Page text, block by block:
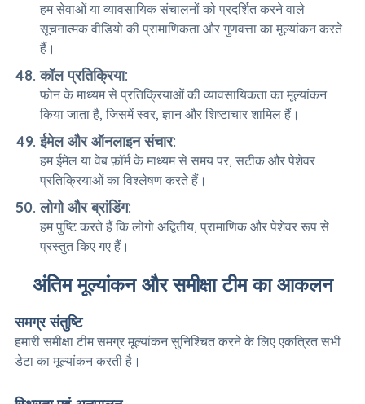
हम सेवाओं या व्यावसायिक संचालनों को प्रदर्शित करने वाले
सूचनात्मक वीडियो की प्रामाणिकता और गुणवत्ता का मूल्यांकन करते
हैं।
कॉल प्रतिक्रिया:
फोन के माध्यम से प्रतिक्रियाओं की व्यावसायिकता का मूल्यांकन
किया जाता है, जिसमें स्वर, ज्ञान और शिष्टाचार शामिल हैं।
ईमेल और ऑनलाइन संचार:
हम ईमेल या वेब फ़ॉर्म के माध्यम से समय पर, सटीक और पेशेवर
प्रतिक्रियाओं का विश्लेषण करते हैं।
लोगो और ब्रांडिंग:
हम पुष्टि करते हैं कि लोगो अद्वितीय, प्रामाणिक और पेशेवर रूप से
प्रस्तुत किए गए हैं।
अंतिम मूल्यांकन और समीक्षा टीम का आकलन
समग्र संतुष्टि
हमारी समीक्षा टीम समग्र मूल्यांकन सुनिश्चित करने के लिए एकत्रित सभी
डेटा का मूल्यांकन करती है।